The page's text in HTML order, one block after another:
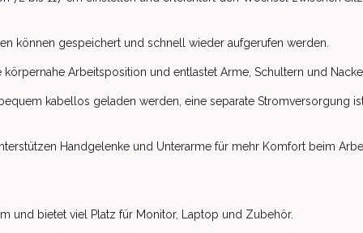
können gespeichert und schnell wieder aufgerufen werden.
Arbeitsposition und entlastet Arme, Schultern und
kabellos geladen werden, eine separate Stromversorgung
Handgelenke und Unterarme für mehr Komfort beim
und bietet viel Platz für Monitor, Laptop und Zubehör.